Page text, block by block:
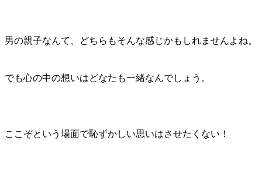
男の親子なんて、どちらもそんな感じかもしれませんよね。
でも心の中の想いはどなたも一緒なんでしょう。
ここぞという場面で恥ずかしい思いはさせたくない！